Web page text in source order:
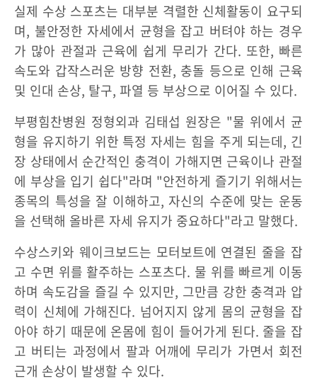
실제 수상 스포츠는 대부분 격렬한 신체활동이 요구되
며, 불안정한 자세에서 균형을 잡고 버텨야 하는 경우
가 많아 관절과 근육에 쉽게 무리가 간다. 또한, 빠른
속도와 갑작스러운 방향 전환, 충돌 등으로 인해 근육
및 인대 손상, 탈구, 파열 등 부상으로 이어질 수 있다.
부평힘찬병원 정형외과 김태섭 원장은 "물 위에서 균
형을 유지하기 위한 특정 자세는 힘을 주게 되는데, 긴
장 상태에서 순간적인 충격이 가해지면 근육이나 관절
에 부상을 입기 쉽다"라며 "안전하게 즐기기 위해서는
종목의 특성을 잘 이해하고, 자신의 수준에 맞는 운동
을 선택해 올바른 자세 유지가 중요하다"라고 말했다.
수상스키와 웨이크보드는 모터보트에 연결된 줄을 잡
고 수면 위를 활주하는 스포츠다. 물 위를 빠르게 이동
하며 속도감을 즐길 수 있지만, 그만큼 강한 충격과 압
력이 신체에 가해진다. 넘어지지 않게 몸의 균형을 잡
아야 하기 때문에 온몸에 힘이 들어가게 된다. 줄을 잡
고 버티는 과정에서 팔과 어깨에 무리가 가면서 회전
근개 손상이 발생할 수 있다.